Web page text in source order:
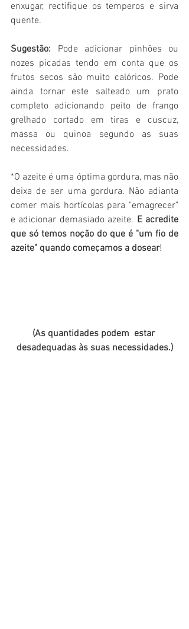
enxugar, rectifique os temperos e sirva
quente.
Sugestão: Pode adicionar pinhões ou
nozes picadas tendo em conta que os
frutos secos são muito calóricos. Pode
ainda tornar este salteado um prato
completo adicionando peito de frango
grelhado cortado em tiras e cuscuz,
massa ou quinoa segundo as suas
necessidades.
*O azeite é uma óptima gordura, mas não
deixa de ser uma gordura. Não adianta
comer mais hortícolas para "emagrecer"
e adicionar demasiado azeite. E acredite
que só temos noção do que é "um fio de
azeite" quando começamos a dosear!
(As quantidades podem  estar
desadequadas às suas necessidades.)